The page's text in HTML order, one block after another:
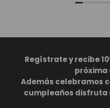
Regístrate y recibe
próxima
Además celebramos
cumpleaños disfruta